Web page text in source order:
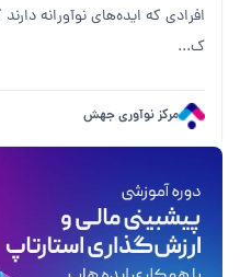
افرادی که ایده‌های نوآورانه
ک...
مرکز نوآوری جهش